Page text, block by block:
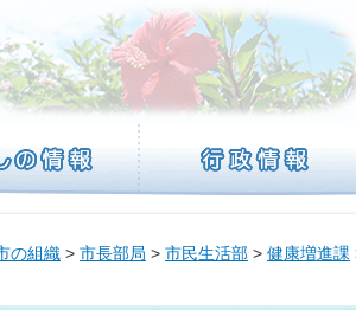
の組織 > 市長部局 > 市民生活部 > 健康増進課